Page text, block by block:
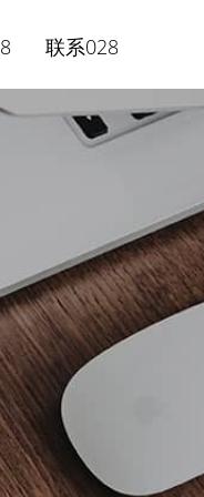
联系028